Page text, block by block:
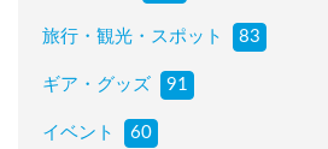
旅行・観光・スポット 83
ギア・グッズ 91
イベント 60